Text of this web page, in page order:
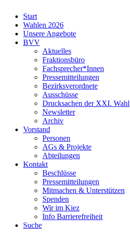
Neukölln
Start
Wahlen 2026
Unsere Angebote
BVV
Aktuelles
Fraktionsbüro
Fachsprecher*Innen
Pressemitteilungen
Bezirksverordnete
Ausschüsse
Drucksachen der XXI.
Newsletter
Archiv
Vorstand
Personen
AGs & Projekte
Abteilungen
Kontakt
Beschlüsse
Pressemitteilungen
Mitmachen & Unterstützen
Spenden
Wir im Kiez
Info Barrierefreiheit
Suche